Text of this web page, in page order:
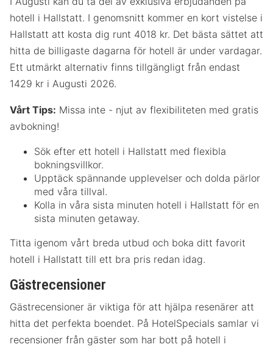
hotell i Hallstatt. I genomsnitt kommer en kort vistelse i
Hallstatt att kosta dig runt 4018 kr. Det bästa sättet att
hitta de billigaste dagarna för hotell är under vardagar.
Ett utmärkt alternativ finns tillgängligt från endast
1429 kr i Augusti 2026.
Vårt Tips: Missa inte - njut av flexibiliteten med gratis
avbokning!
Sök efter ett hotell i Hallstatt med flexibla
bokningsvillkor.
Upptäck spännande upplevelser och dolda pärlor
med våra tillval.
Kolla in våra sista minuten hotell i Hallstatt för en
sista minuten getaway.
Titta igenom vårt breda utbud och boka ditt favorit
hotell i Hallstatt till ett bra pris redan idag.
Gästrecensioner
Gästrecensioner är viktiga för att hjälpa resenärer att
hitta det perfekta boendet. På HotelSpecials samlar vi
recensioner från gäster som har bott på hotell i